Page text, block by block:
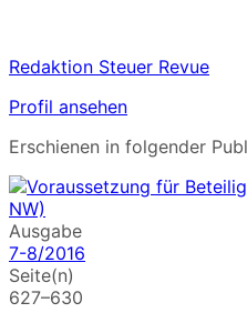
Redaktion Steuer Revue
Profil ansehen
Erschienen in folgender
Ausgabe
7-8/2016
Seite(n)
627–630